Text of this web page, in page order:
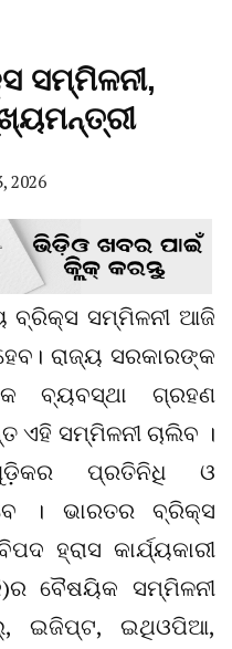
ସମ୍ମିଳନୀ,
2026
ବ୍ରିକ୍ସ ସମ୍ମିଳନୀ ଆଜି
ରାଜ୍ୟ ସରକାରଙ୍କ
ବ୍ୟବସ୍ଥା ଗ୍ରହଣ
ଏହି ସମ୍ମିଳନୀ ଚାଲିବ ।
ପ୍ରତିନିଧି ଓ
। ଭାରତର ବ୍ରିକ୍ସ
ହ୍ରାସ କାର୍ଯ୍ୟକାରୀ
ବୈଷୟିକ ସମ୍ମିଳନୀ
ଇଜିପ୍ଟ, ଇଥିଓପିଆ,